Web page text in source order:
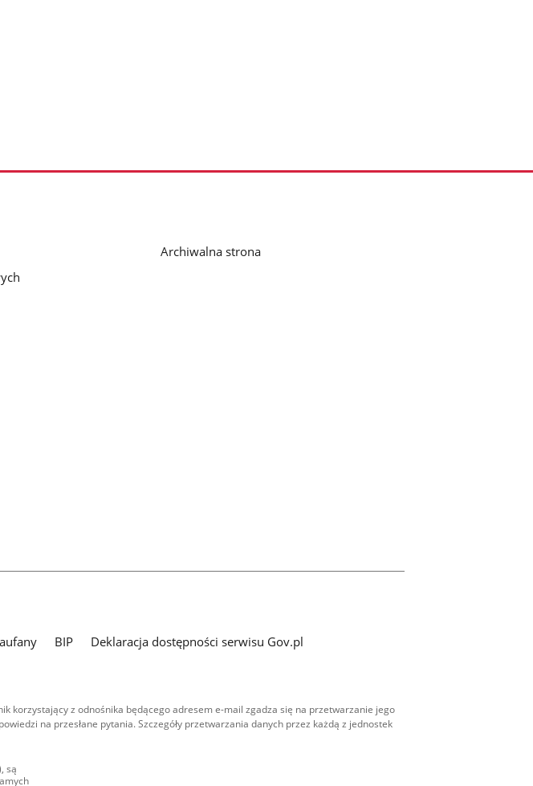
Archiwalna strona
BIP
Deklaracja dostępności serwisu Gov.pl
korzystający z odnośnika będącego adresem e-mail zgadza się na przetwarzanie jego
na przesłane pytania. Szczegóły przetwarzania danych przez każdą z jednostek
są